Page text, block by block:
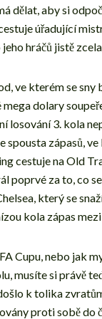
dělat, aby si
úřadující
hráčů jistě
ve kterém se
dolary
losování 3. kola
spousta zápasů,
cestuje na Old
poprvé za to, co
který se
kola zápas
Cupu, nebo jak
musíte si právě
k tolika
proti sobě